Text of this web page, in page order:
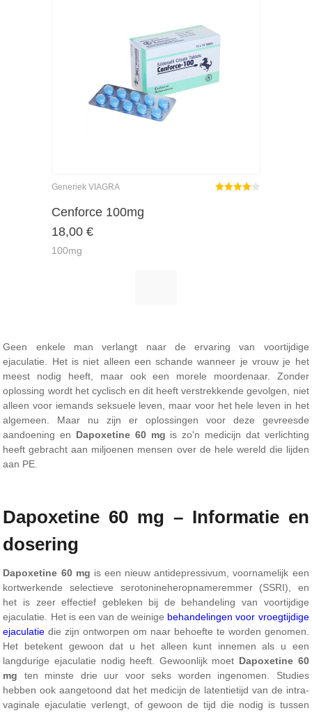
Generiek VIAGRA
Cenforce 100mg
18,00 €
100mg
Geen enkele man verlangt naar de ervaring van voortijdige
ejaculatie. Het is niet alleen een schande wanneer je vrouw je het
meest nodig heeft, maar ook een morele moordenaar. Zonder
oplossing wordt het cyclisch en dit heeft verstrekkende gevolgen, niet
alleen voor iemands seksuele leven, maar voor het hele leven in het
algemeen. Maar nu zijn er oplossingen voor deze gevreesde
aandoening en Dapoxetine 60 mg is zo'n medicijn dat verlichting
heeft gebracht aan miljoenen mensen over de hele wereld die lijden
aan PE.
Dapoxetine 60 mg – Informatie en
dosering
Dapoxetine 60 mg is een nieuw antidepressivum, voornamelijk een
kortwerkende selectieve serotonineheropnameremmer (SSRI), en
het is zeer effectief gebleken bij de behandeling van voortijdige
ejaculatie. Het is een van de weinige behandelingen voor vroegtijdige
ejaculatie die zijn ontworpen om naar behoefte te worden genomen.
Het betekent gewoon dat u het alleen kunt innemen als u een
langdurige ejaculatie nodig heeft. Gewoonlijk moet Dapoxetine 60
mg ten minste drie uur voor seks worden ingenomen. Studies
hebben ook aangetoond dat het medicijn de latentietijd van de intra-
vaginale ejaculatie verlengt, of gewoon de tijd die nodig is tussen